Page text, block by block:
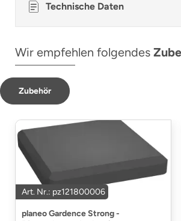
Technische Daten
Wir empfehlen folgendes
Zubehör
Art. Nr.: pz121800006
planeo Gardence Strong -